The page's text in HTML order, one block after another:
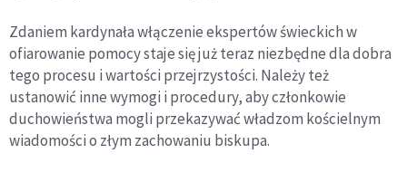
Zdaniem kardynała włączenie ekspertów świeckich w
ofiarowanie pomocy staje się już teraz niezbędne dla dobra
tego procesu i wartości przejrzystości. Należy też
ustanowić inne wymogi i procedury, aby członkowie
duchowieństwa mogli przekazywać władzom kościelnym
wiadomości o złym zachowaniu biskupa.